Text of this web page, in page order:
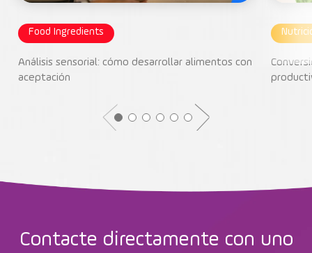
Food Ingredients
Análisis sensorial: cómo desarrollar alimentos con
aceptación
Contacte directamente con uno